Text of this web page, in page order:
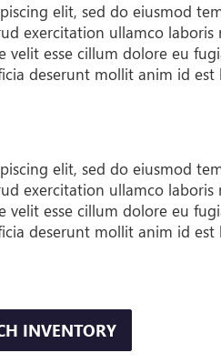
elit, sed do eiusmod
exercitation ullamco
esse cillum dolore eu
deserunt mollit anim id est
elit, sed do eiusmod
exercitation ullamco
esse cillum dolore eu
deserunt mollit anim id est
INVENTORY